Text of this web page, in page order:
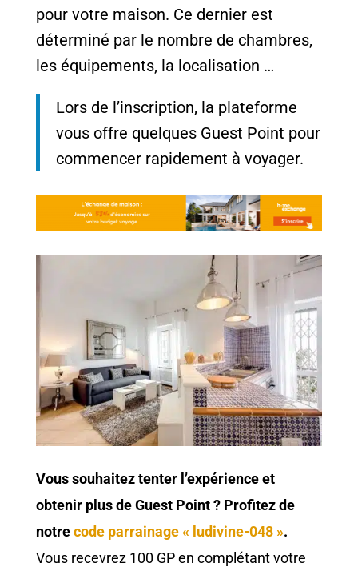
pour votre maison. Ce dernier est
déterminé par le nombre de chambres,
les équipements, la localisation …
Lors de l’inscription, la plateforme
vous offre quelques Guest Point pour
commencer rapidement à voyager.
Vous souhaitez tenter l’expérience et
obtenir plus de Guest Point ? Profitez de
notrecode parrainage « ludivine-048 ».
Vous recevrez 100 GP en complétant votre